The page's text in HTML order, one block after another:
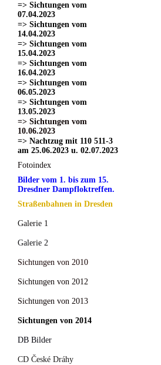
=> Sichtungen vom
07.04.2023
=> Sichtungen vom
14.04.2023
=> Sichtungen vom
15.04.2023
=> Sichtungen vom
16.04.2023
=> Sichtungen vom
06.05.2023
=> Sichtungen vom
13.05.2023
=> Sichtungen vom
10.06.2023
=> Nachtzug mit 110 511-3
am 25.06.2023 u. 02.07.2023
Fotoindex
Bilder vom 1. bis zum 15.
Dresdner Dampfloktreffen.
Straßenbahnen in Dresden
Galerie 1
Galerie 2
Sichtungen von 2010
Sichtungen von 2012
Sichtungen von 2013
Sichtungen von 2014
DB Bilder
CD České Dráhy